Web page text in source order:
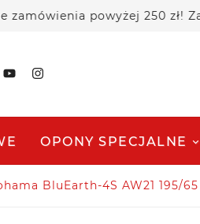
powyżej 250 zł!
OPONY SPECJALNE
BluEarth-4S AW21 195/65